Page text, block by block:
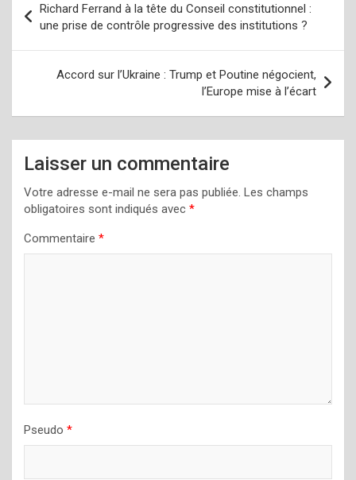
de
l’article
Richard Ferrand à la tête du Conseil constitutionnel :
une prise de contrôle progressive des institutions ?
Accord sur l’Ukraine : Trump et Poutine négocient,
l’Europe mise à l’écart
Laisser un commentaire
Votre adresse e-mail ne sera pas publiée. Les champs
obligatoires sont indiqués avec *
Commentaire *
Pseudo *